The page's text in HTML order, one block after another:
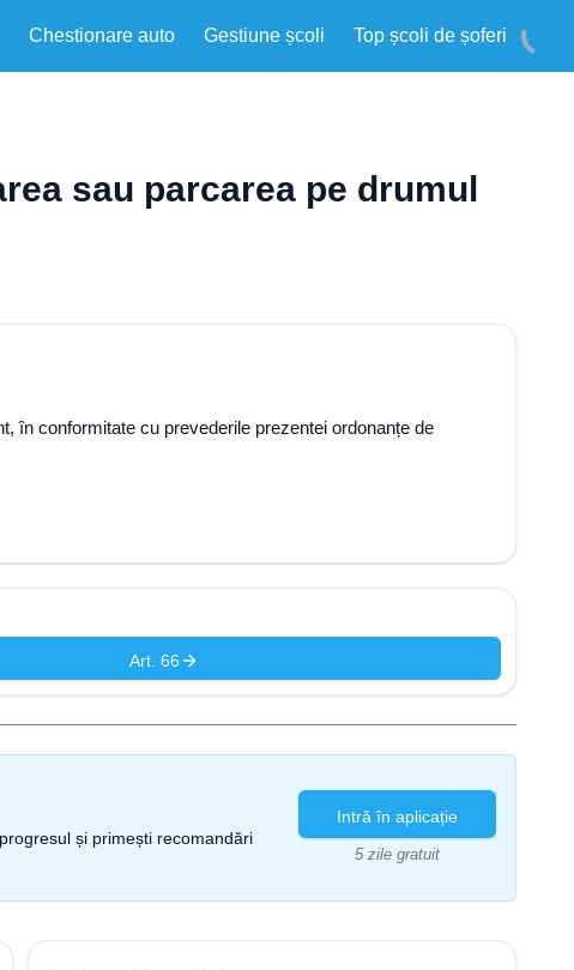
Chestionare auto Gestiune școli Top școli de șoferi
sau parcarea pe drumul
în conformitate cu prevederile prezentei ordonanțe de
Art. 66
și primești recomandări
Intră în aplicație
5 zile gratuit